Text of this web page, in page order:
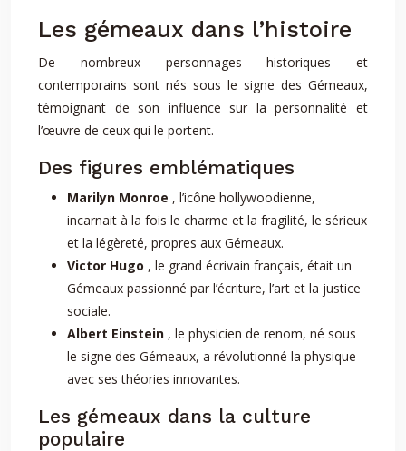
Les gémeaux dans l’histoire
De nombreux personnages historiques et
contemporains sont nés sous le signe des Gémeaux,
témoignant de son influence sur la personnalité et
l’œuvre de ceux qui le portent.
Des figures emblématiques
Marilyn Monroe , l’icône hollywoodienne,
incarnait à la fois le charme et la fragilité, le sérieux
et la légèreté, propres aux Gémeaux.
Victor Hugo , le grand écrivain français, était un
Gémeaux passionné par l’écriture, l’art et la justice
sociale.
Albert Einstein , le physicien de renom, né sous
le signe des Gémeaux, a révolutionné la physique
avec ses théories innovantes.
Les gémeaux dans la culture
populaire